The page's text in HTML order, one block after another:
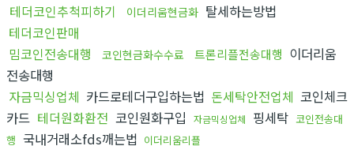
테더코인추척피하기 이더리움현금화 탈세하는방법
테더코인판매
밈코인전송대행
코인현금화수수료 트론리플전송대행 이더리움
전송대행
자금믹싱업체 카드로테더구입하는법 돈세탁안전업체 코인체크
카드 테더원화환전 코인원화구입 자금믹싱업체 핑세탁 코인전송대
행 국내거래소fds깨는법 이더리움리플